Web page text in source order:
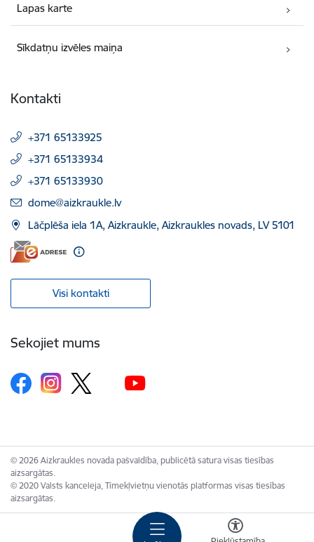
Lapas karte
Sīkdatņu izvēles maiņa
Kontakti
+371 65133925
+371 65133934
+371 65133930
E-pasts:
dome@aizkraukle.lv
Lāčplēša iela 1A, Aizkraukle, Aizkraukles novads, LV 5101
Visi kontakti
Sekojiet mums
© 2026 Aizkraukles novada pašvaldība, publicētā satura visas tiesības
aizsargātas.
© 2020 Valsts kanceleja, Tīmekļvietņu vienotās platformas visas tiesības
aizsargātas.